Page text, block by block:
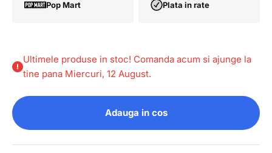
Pop Mart Plata in rate
Ultimele produse in stoc! Comanda acum si ajunge la
tine pana Miercuri, 12 August.
Adauga in cos